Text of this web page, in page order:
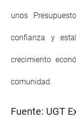
unos
confianza y
crecimiento
comunidad.
Fuente: UGT